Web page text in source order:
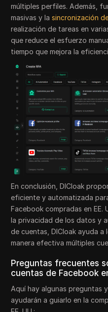
múltiples perfiles. Además,
masivas y lasincronización
realización de tareas en
que reduce el esfuerzo
tiempo que mejora la
En conclusión, DICloak
eficiente y automatizada
Facebook compradas en EE.
la privacidad de los datos y
de cuentas, DICloak ayuda a
manera efectiva múltiples
Preguntas frecuentes
cuentas de Facebook
Aquí hay algunas preguntas
ayudarán a guiarlo en la